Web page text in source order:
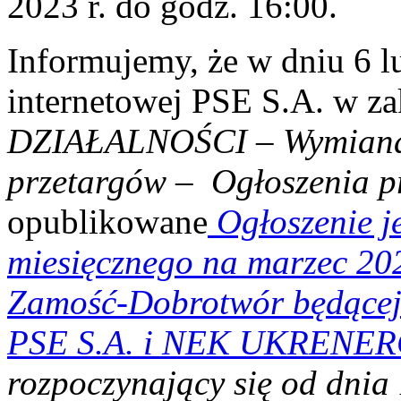
Informujemy, że w dniu 6
internetowej PSE S.A. w
DZIAŁALNOŚCI–
przetargów– Ogłoszenia
opublikowane Ogłoszenie
miesięcznego na marzec
Zamość‑Dobrotwór
PSE S.A. i NEK
rozpoczynający się od